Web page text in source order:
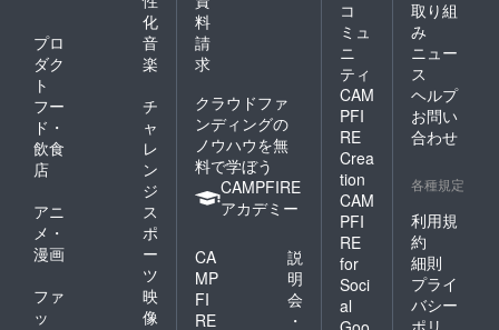
化
プロ
ダク
ト
音
楽
フー
ド・
飲食
店
チ
ャ
レ
ン
ジ
アニ
メ・
漫画
ス
ポ
ー
ツ
ファ
ッ
映
像
料
請
求
クラウドファ
ンディングの
ノウハウを無
料で学ぼう
CAMPFIRE
アカデミー
CA
MP
FI
RE
説
明
会
・
コ
ミュ
ニ
ティ
CAM
PFI
RE
Crea
tion
CAM
PFI
RE
for
Soci
al
取り組
み
ニュー
ス
ヘルプ
お問い
合わせ
各種規定
利用規
約
細則
プライ
バシー